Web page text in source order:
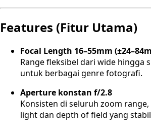
Features (Fitur Utama)
Focal Length 16–55mm
Range fleksibel dari wide hingga
untuk berbagai genre fotografi.
Aperture konstan f/2.8
Konsisten di seluruh zoom
light dan depth of field yang